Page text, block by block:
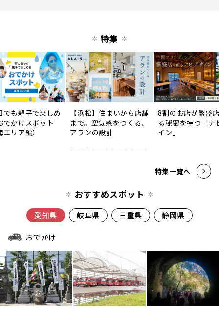
特集
でも親子で楽しめ
でかけスポット
リア編）
【浜松】住まいから店舗
まで。空気感をつくる、
アランの設計
8割のお店が繁盛
る秘密を持つ「ナ
イン」
特集一覧へ
おすすめスポット
愛知県 岐阜県 三重県 静岡県
おでかけ